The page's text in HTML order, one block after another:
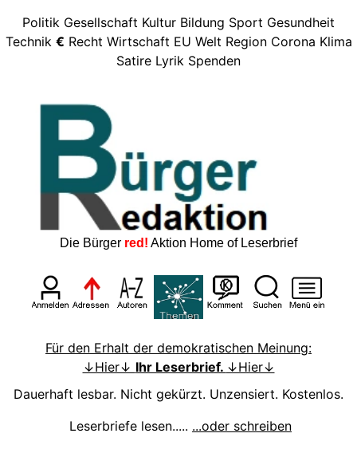
Politik Gesellschaft Kultur Bildung Sport Gesundheit
Technik € Recht Wirtschaft EU Welt Region Corona Klima
Satire Lyrik Spenden
Die Bürger red! Aktion Home of Leserbrief
Für den Erhalt der demokratischen Meinung:
↓Hier↓ Ihr Leserbrief. ↓Hier↓
Dauerhaft lesbar. Nicht gekürzt. Unzensiert. Kostenlos.
Leserbriefe lesen..... ...oder schreiben